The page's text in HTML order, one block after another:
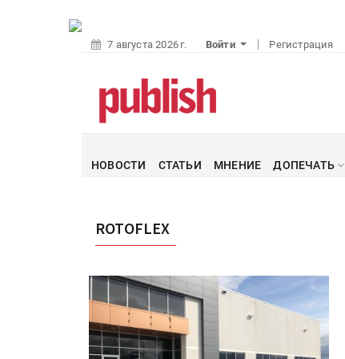
7 августа 2026 г. Войти Регистрация
НОВОСТИ СТАТЬИ МНЕНИЕ ДОПЕЧАТЬ
ROTOFLEX